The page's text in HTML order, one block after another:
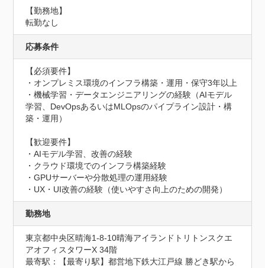
【勤務地】
転勤なし
応募条件
【必須要件】
・オンプレミス環境のインフラ構築・運用・保守3年以上
・機械学習・データエンジニアリングの経験（AIモデル
学習、DevOpsあるいはMLOpsのパイプライン設計・構
築・運用）
【歓迎要件】
・AIモデル学習、改善の経験
・クラウド環境でのインフラ構築経験
・GPUサーバーや分散処理の運用経験
・UX・UI改善の経験（使いやすさ向上のための開発）
勤務地
東京都中央区晴海1-8-10晴海アイランドトリトンスクエ
アオフィスタワーX 34階
最寄駅：【最寄り駅】都営地下鉄大江戸線 勝どき駅から